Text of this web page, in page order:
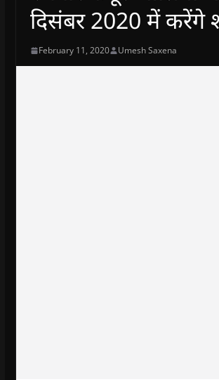
दिसंबर 2020 में करेंगे
February 11, 2020 Umesh Saxena